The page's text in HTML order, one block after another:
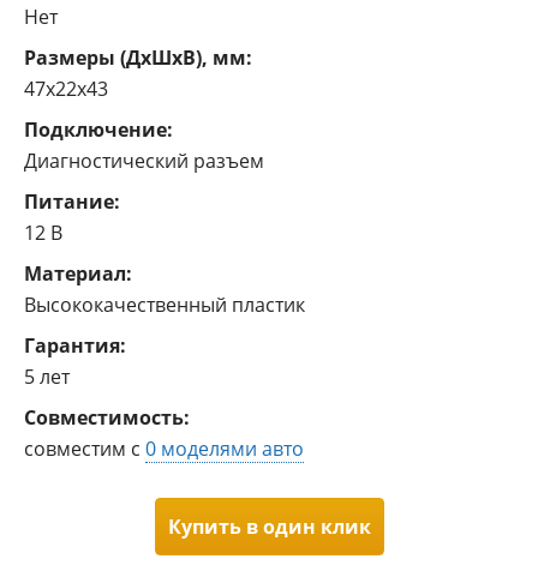
Нет
Размеры (ДxШxВ), мм:
47x22x43
Подключение:
Диагностический разъем
Питание:
12 В
Материал:
Высококачественный пластик
Гарантия:
5 лет
Совместимость:
совместим с 0 моделями авто
Купить в один клик